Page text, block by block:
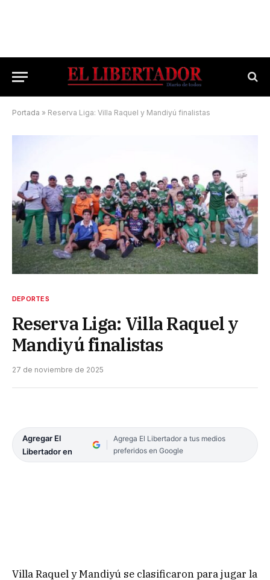
Portada » Reserva Liga: Villa Raquel y Mandiyú finalistas
DEPORTES
Reserva Liga: Villa Raquel y
Mandiyú finalistas
27 de noviembre de 2025
Agregar El
Libertador en
Agrega El Libertador a tus medios
preferidos en Google
Villa Raquel y Mandiyú se clasificaron para jugar la